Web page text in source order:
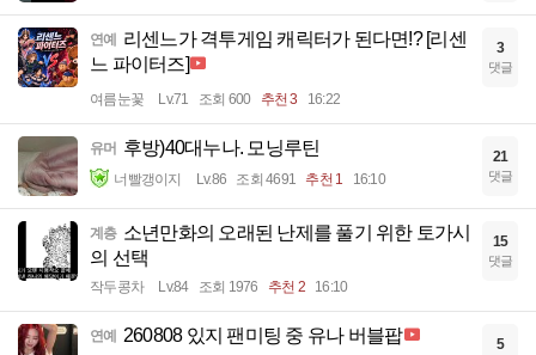
연예
리센느가 격투게임 캐릭터가 된다면!? [리센
느 파이터즈]
여름눈꽃 Lv.71 조회 600 추천 3 16:22
3
댓글
유머 후방)40대누나. 모닝루틴
너빨갱이지 Lv.86 조회 4691 추천 1 16:10
21
댓글
계층 소년만화의 오래된 난제를 풀기 위한 토가시
의 선택
작두콩차 Lv.84 조회 1976 추천 2 16:10
15
댓글
연예 260808 있지 팬미팅 중 유나 버블팝 5